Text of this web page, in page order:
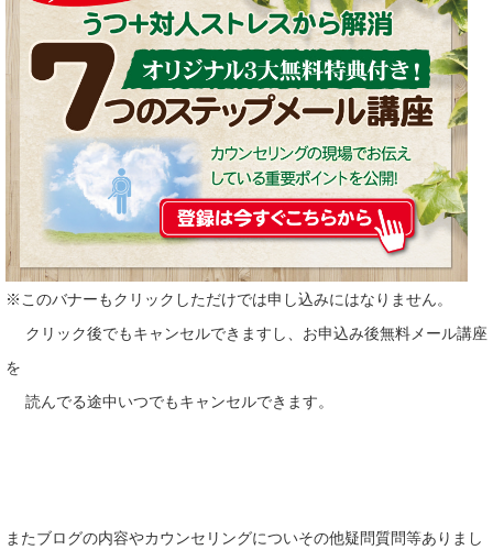
※このバナーもクリックしただけでは申し込みにはなりません。
クリック後でもキャンセルできますし、お申込み後無料メール講座
を
読んでる途中いつでもキャンセルできます。
またブログの内容やカウンセリングについその他疑問質問等ありまし